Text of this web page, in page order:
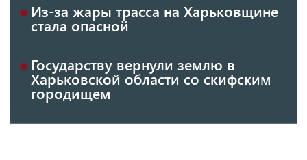
Из-за жары трасса на Харьковщине
стала опасной
Государству вернули землю в
Харьковской области со скифским
городищем